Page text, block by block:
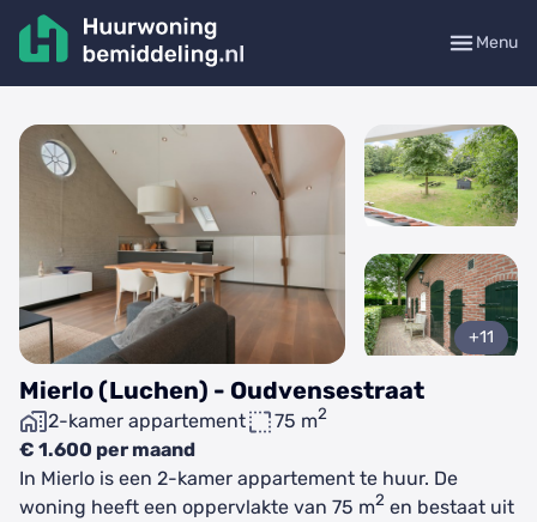
Menu
Mierlo (Luchen) - Oudvensestraat
2-kamer appartement 75 m2
€ 1.600 per maand
+11
In Mierlo is een 2-kamer appartement te huur. De
woning heeft een oppervlakte van 75 m2 en bestaat uit